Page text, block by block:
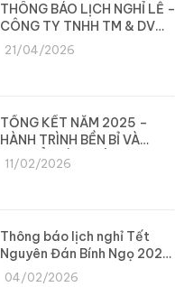
THÔNG BÁO LỊCH NGHỈ LỄ –
CÔNG TY TNHH TM & DV
DYLAN
21/04/2026
TỔNG KẾT NĂM 2025 –
HÀNH TRÌNH BỀN BỈ VÀ
CHUYỂN MÌNH CÙNG DYLAN
11/02/2026
Thông báo lịch nghỉ Tết
Nguyên Đán Bính Ngọ 2026
– Công ty Dylan
04/02/2026